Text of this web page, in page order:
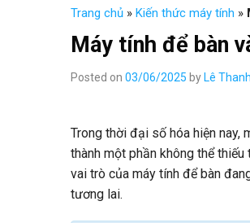
Trang chủ » Kiến thức máy tính »
Máy tính để bàn
Posted on 03/06/2025 byLê
Trong thời đại số hóa hiện nay,
thành một phần không thể
vai trò của máy tính để bàn
tương lai.